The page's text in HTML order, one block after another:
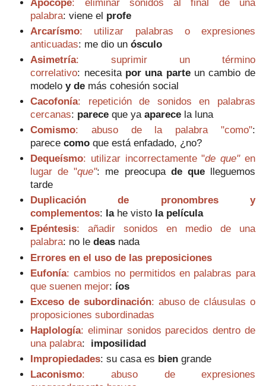
palabra:viene el profe
Arcarísmo: utilizar palabras o expresiones
anticuadas: me dio unósculo
Asimetría: suprimir un término
correlativo: necesita por una parteun cambio de
modeloy de más cohesión social
Cacofonía: repetición de sonidos en palabras
cercanas: pareceque yaaparece la luna
Comismo: abuso de la palabra "como":
parececomoque está enfadado, ¿no?
Dequeísmo: utilizar incorrectamente "deque" en
lugar de "que": me preocupa de quelleguemos
tarde
Duplicación de pronombres y
complementos: la he visto la película
Epéntesis: añadir sonidos en medio de una
palabra: no ledeas nada
Errores en el uso de las preposiciones
Eufonía: cambios no permitidos en palabras para
que suenen mejor: íos
Exceso de subordinación: abuso de cláusulas o
proposiciones subordinadas
Haplología: eliminar sonidos parecidos dentro de
una palabra: imposilidad
Impropiedades:su casa es biengrande
Laconismo: abuso de expresiones